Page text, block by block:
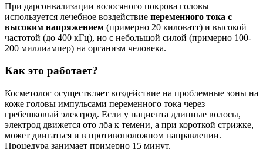
При дарсонвализации волосяного покрова головы
используется лечебное воздействие переменного тока с
высоким напряжением (примерно 20 киловатт) и высокой
частотой (до 400 кГц), но с небольшой силой (примерно 100-
200 миллиампер) на организм человека.
Как это работает?
Косметолог осуществляет воздействие на проблемные зоны на
коже головы импульсами переменного тока через
гребешковый электрод. Если у пациента длинные волосы,
электрод движется ото лба к темени, а при короткой стрижке,
может двигаться и в противоположном направлении.
Процедура занимает примерно 15 минут.